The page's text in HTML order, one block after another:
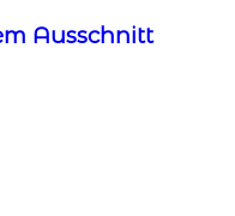
Ausschnitt